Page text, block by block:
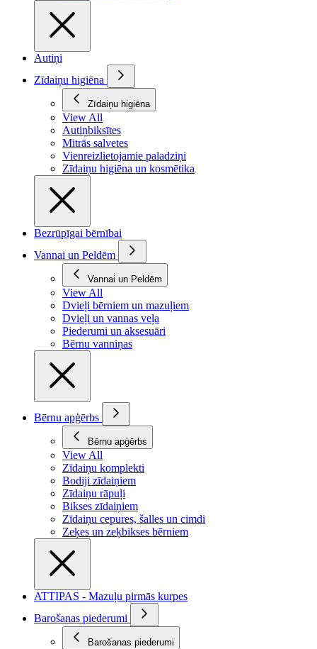
Autiņi
Zīdaiņu higiēna
Zīdaiņu higiēna
View All
Autiņbiksītes
Mitrās salvetes
Vienreizlietojamie paladziņi
Zīdaiņu higiēna un kosmētika
Bezrūpīgai bērnībai
Vannai un Peldēm
Vannai un Peldēm
View All
Dvieļi bērniem un mazuļiem
Dvieļi un vannas veļa
Piederumi un aksesuāri
Bērnu vanniņas
Bērnu apģērbs
Bērnu apģērbs
View All
Zīdaiņu komplekti
Bodiji zīdaiņiem
Zīdaiņu rāpuļi
Bikses zīdaiņiem
Zīdaiņu cepures, šalles un cimdi
Zeķes un zeķbikses bērniem
ATTIPAS - Mazuļu pirmās kurpes
Barošanas piederumi
Barošanas piederumi